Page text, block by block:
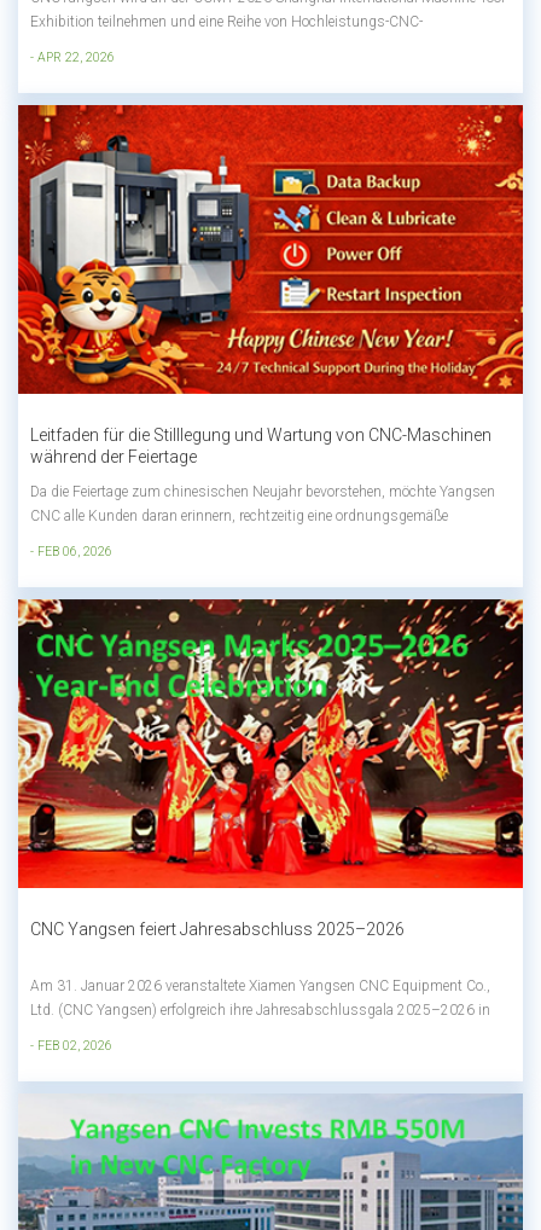
Exhibition teilnehmen und eine Reihe von Hochleistungs-CNC-
präsentieren wir Lösungen, die s...
- APR 22, 2026
Leitfaden für die Stilllegung und Wartung von CNC-Maschinen
während der Feiertage
Da die Feiertage zum chinesischen Neujahr bevorstehen, möchte Yangsen
CNC alle Kunden daran erinnern, rechtzeitig eine ordnungsgemäße
Maschinenbetrieb, eine lä...
- FEB 06, 2026
CNC Yangsen feiert Jahresabschluss 2025–2026
Am 31. Januar 2026 veranstaltete Xiamen Yangsen CNC Equipment Co.,
Ltd. (CNC Yangsen) erfolgreich ihre Jahresabschlussgala 2025–2026 in
würdigen und einem neuen Kapitel des Wachs...
- FEB 02, 2026